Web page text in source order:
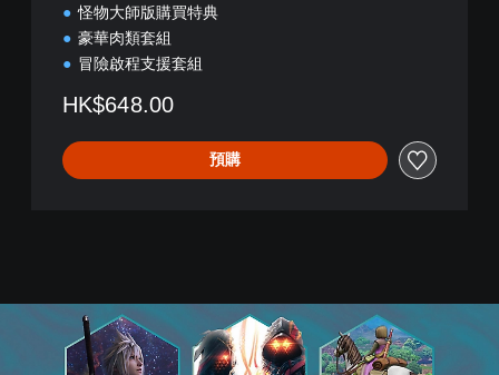
怪物大師版購買特典
豪華肉類套組
冒險啟程支援套組
HK$648.00
預購